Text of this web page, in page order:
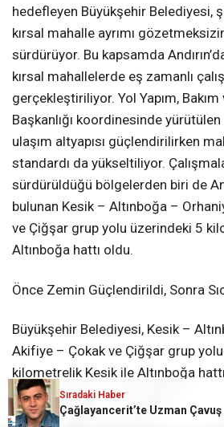
Sıradaki Haber
Sıradaki Haber
İklim Dirençli Tarım İçin Güç
Sıradaki Haber
hedefleyen Büyükşehir Belediyesi,
kırsal mahalle ayrımı
sürdürüyor. Bu kapsamda
kırsal mahallelerde eş zamanlı
gerçekleştiriliyor. Yol Yapım, Bakım
Başkanlığı koordinesinde
ulaşım altyapısı güçlendirilirken
standardı da yükseltiliyor.
sürdürüldüğü bölgelerden biri de
bulunan Kesik – Altınboğa –
ve Çiğşar grup yolu üzerindeki 5
Altınboğa hattı oldu.
Önce Zemin Güçlendirildi, Sonra
Büyükşehir Belediyesi, Kesik –
Akifiye – Çokak ve Çiğşar grup
kilometrelik Kesik ile Altınboğa
yatırımı vatandaşların hizmetine
çalışmalarını sürdürüyor. Ekipler,
Sıradaki Haber